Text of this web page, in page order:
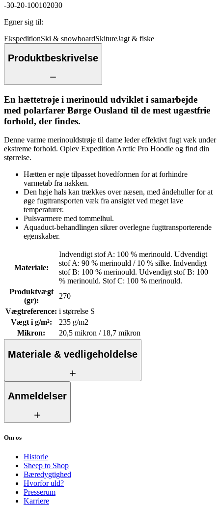
-30-20-100102030
Egner sig til:
EkspeditionSki & snowboardSkitureJagt & fiske
Produktbeskrivelse
En hættetrøje i merinould udviklet i samarbejde
med polarfarer Børge Ousland til de mest ugæstfrie
forhold, der findes.
Denne varme merinouldstrøje til dame leder effektivt fugt væk under
ekstreme forhold. Oplev Expedition Arctic Pro Hoodie og find din
størrelse.
Hætten er nøje tilpasset hovedformen for at forhindre
varmetab fra nakken.
Den høje hals kan trækkes over næsen, med åndehuller for at
øge fugttransporten væk fra ansigtet ved meget lave
temperaturer.
Pulsvarmere med tommelhul.
Aquaduct-behandlingen sikrer overlegne fugttransporterende
egenskaber.
Materiale:
Indvendigt stof A: 100 % merinould. Udvendigt
stof A: 90 % merinould / 10 % silke. Indvendigt
stof B: 100 % merinould. Udvendigt stof B: 100
% merinould. Stof C: 100 % merinould.
Produktvægt
(gr):
270
Vægtreference: i størrelse S
Vægt i g/m²:
235 g/m2
Mikron: 20,5 mikron / 18,7 mikron
Materiale & vedligeholdelse
Anmeldelser
Om os
Historie
Sheep to Shop
Bæredygtighed
Hvorfor uld?
Presserum
Karriere